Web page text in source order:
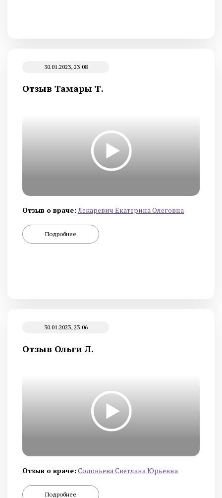
30.01.2023, 23:08
Отзыв Тамары Т.
Отзыв о враче: Лекаревич Екатерина Олеговна
Подробнее
30.01.2023, 23:06
Отзыв Ольги Л.
Отзыв о враче: Cоловьева Cветлана Юрьевна
Подробнее